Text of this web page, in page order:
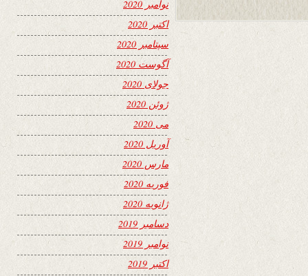
نوامبر 2020
اکتبر 2020
سپتامبر 2020
آگوست 2020
جولای 2020
ژوئن 2020
می 2020
آوریل 2020
مارس 2020
فوریه 2020
ژانویه 2020
دسامبر 2019
نوامبر 2019
اکتبر 2019